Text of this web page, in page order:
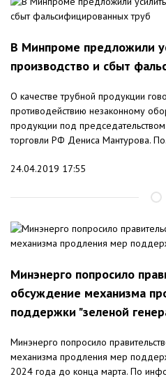
В Минпроме предложили
производство и сбыт
О качестве трубной продукции
противодействию незаконному
продукции под
торговли РФ Дениса Мантурова.
24.04.2019 17:55
Минэнерго попросило
обсуждение механизма
поддержки "зеленой
Минэнерго попросило
механизма продления мер
2024 года до конца марта. По